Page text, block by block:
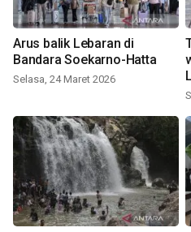
Arus balik Lebaran di
Bandara Soekarno-Hatta
Selasa, 24 Maret 2026